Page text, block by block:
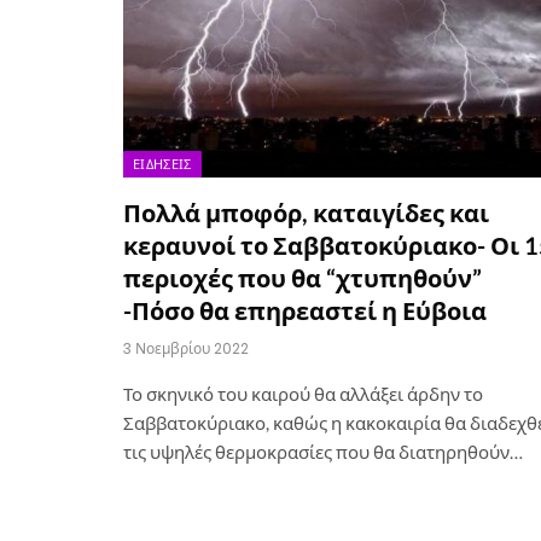
ΕΙΔΉΣΕΙΣ
Πολλά μποφόρ, καταιγίδες και
κεραυνοί το Σαββατοκύριακο- Οι
περιοχές που θα “χτυπηθούν”
-Πόσο θα επηρεαστεί η Εύβοια
3 Νοεμβρίου 2022
Το σκηνικό του καιρού θα αλλάξει άρδην το
Σαββατοκύριακο, καθώς η κακοκαιρία θα
τις υψηλές θερμοκρασίες που θα διατηρηθούν…